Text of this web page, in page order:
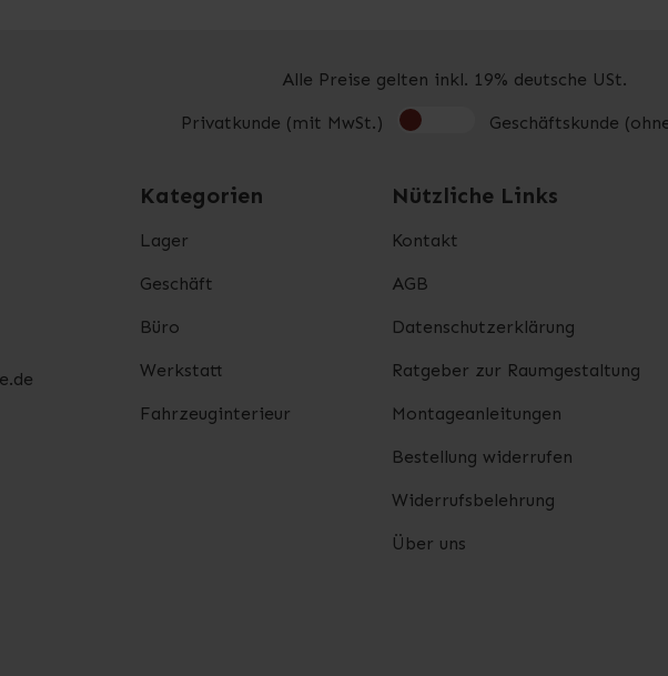
Alle Preise gelten inkl. 19% deutsche USt.
Privatkunde (mit MwSt.) Geschäftskunde
Kategorien
Lager
Geschäft
Büro
Werkstatt
Fahrzeuginterieur
Nützliche Links
Kontakt
AGB
Datenschutzerklärung
Ratgeber zur Raumgestaltung
Montageanleitungen
Bestellung widerrufen
Widerrufsbelehrung
Über uns